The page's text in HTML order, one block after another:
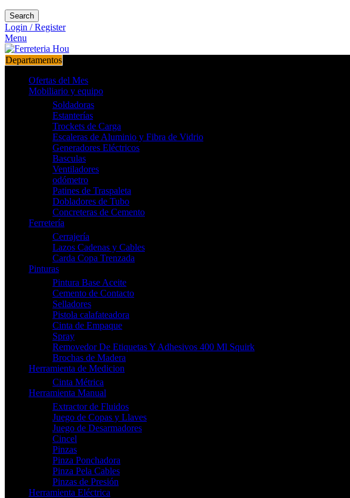
Search
Login / Register
Menu
Departamentos
Ofertas del Mes
Mobiliario y equipo
Soldadoras
Estanterías
Trockets de Carga
Escaleras de Aluminio y Fibra de Vidrio
Generadores Eléctricos
Basculas
Ventiladores
odómetro
Patines de Traspaleta
Dobladores de Tubo
Concreteras de Cemento
Ferretería
Cerrajería
Lazos Cadenas y Cables
Carda Copa Trenzada
Pinturas
Pintura Base Aceite
Cemento de Contacto
Selladores
Pistola calafateadora
Cinta de Empaque
Spray
Removedor De Etiquetas Y Adhesivos 400 Ml Squirk
Brochas de Madera
Herramienta de Medicion
Cinta Métrica
Herramienta Manual
Extractor de Fluidos
Juego de Copas y Llaves
Juego de Desarmadores
Cincel
Pinzas
Pinza Ponchadora
Pinza Pela Cables
Pinzas de Presión
Herramienta Eléctrica